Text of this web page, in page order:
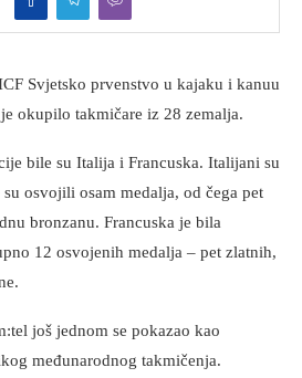
Svjetsko prvenstvo u kajaku i kanuu
okupilo takmičare iz 28 zemalja.
bile su Italija i Francuska. Italijani su
osvojili osam medalja, od čega pet
bronzanu. Francuska je bila
12 osvojenih medalja – pet zlatnih,
još jednom se pokazao kao
međunarodnog takmičenja.